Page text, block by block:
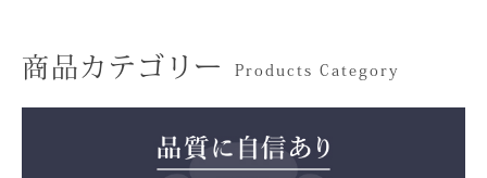
商品カテゴリー Products Category